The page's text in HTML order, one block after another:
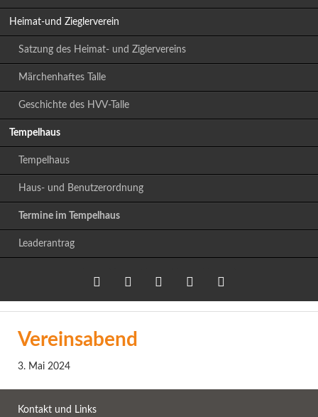
Heimat-und Zieglerverein
Satzung des Heimat- und Ziglervereins
Märchenhaftes Talle
Geschichte des HVV-Talle
Tempelhaus
Tempelhaus
Haus- und Benutzerordnung
Termine im Tempelhaus
Leaderantrag
Twitter LinkedIn
Vereinsabend
3. Mai 2024
Kontakt und Links